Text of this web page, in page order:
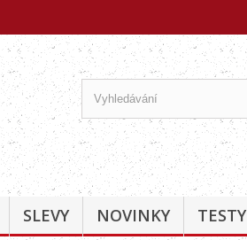
SLEVY NOVINKY TESTY